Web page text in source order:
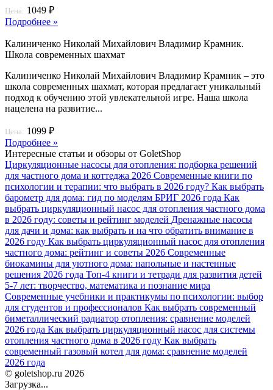
Цена: 1049 ₽
Подробнее »
Калиниченко Николай Михайлович Владимир Крамник.
Школа современных шахмат
Калиниченко Николай Михайлович Владимир Крамник – это
школа современных шахмат, которая предлагает уникальный
подход к обучению этой увлекательной игре. Наша школа
нацелена на развитие...
Цена: 1099 ₽
Подробнее »
Интересные статьи и обзоры от GoletShop
Циркуляционные насосы для отопления: подборка решений
для частного дома и коттеджа 2026 Современные книги по
психологии и терапии: что выбрать в 2026 году? Как выбрать
барометр для дома: гид по моделям БРИГ 2026 года Как
выбрать циркуляционный насос для отопления частного дома
в 2026 году: советы и рейтинг моделей Дренажные насосы
для дачи и дома: как выбрать и на что обратить внимание в
2026 году Как выбрать циркуляционный насос для отопления
частного дома: рейтинг и советы 2026 Современные
биокамины для уютного дома: напольные и настенные
решения 2026 года Топ-4 книги и тетради для развития детей
5-7 лет: творчество, математика и познание мира
Современные учебники и практикумы по психологии: выбор
для студентов и профессионалов Как выбрать современный
биметаллический радиатор отопления: сравнение моделей
2026 года Как выбрать циркуляционный насос для системы
отопления частного дома в 2026 году Как выбрать
современный газовый котел для дома: сравнение моделей
2026 года
© goletshop.ru 2026
Загрузка...